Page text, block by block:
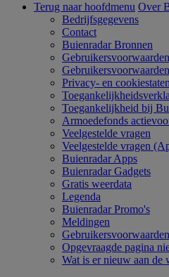
Terug naar hoofdmenu Over
Bedrijfsgegevens
Contact
Buienradar Bronnen
Gebruikersvoorwaarden
Privacy- en
Toegankelijkheid bij
Armoedefonds
Veelgestelde vragen
Veelgestelde vragen
Buienradar Apps
Buienradar Gadgets
Gratis weerdata
Legenda
Buienradar Promo's
Meldingen
Opgevraagde pagina
Wat is er nieuw aan de